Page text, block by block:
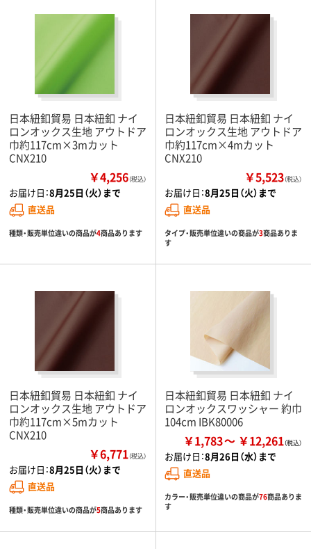
日本紐釦貿易 日本紐釦 ナイ
ロンオックス生地 アウトドア
巾約117cm×3mカット
CNX210
￥4,256（税込）
お届け日：8月25日（火）まで
直送品
種類・販売単位違いの商品が4商品あります
日本紐釦貿易 日本紐釦 ナイ
ロンオックス生地 アウトドア
巾約117cm×4mカット
CNX210
￥5,523（税込）
お届け日：8月25日（火）まで
直送品
タイプ・販売単位違いの商品が3商品ありま
す
日本紐釦貿易 日本紐釦 ナイ
ロンオックス生地 アウトドア
巾約117cm×5mカット
CNX210
￥6,771（税込）
お届け日：8月25日（火）まで
直送品
種類・販売単位違いの商品が5商品あります
日本紐釦貿易 日本紐釦 ナイ
ロンオックスワッシャー 約巾
104cm IBK80006
￥1,783 ￥12,261
お届け日：8月26日（水）まで
直送品
カラー・販売単位違いの商品が76商品ありま
す